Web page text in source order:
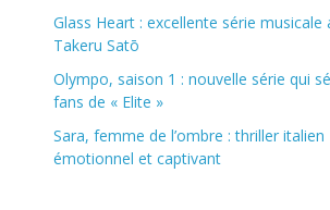
Glass Heart : excellente série musicale
Takeru Satō
Olympo, saison 1 : nouvelle série qui
fans de « Elite »
Sara, femme de l’ombre : thriller italien
émotionnel et captivant